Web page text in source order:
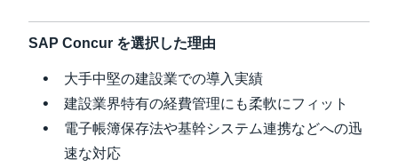
SAP Concur を選択した理由
大手中堅の建設業での導入実績
建設業界特有の経費管理にも柔軟にフィット
電子帳簿保存法や基幹システム連携などへの迅
速な対応